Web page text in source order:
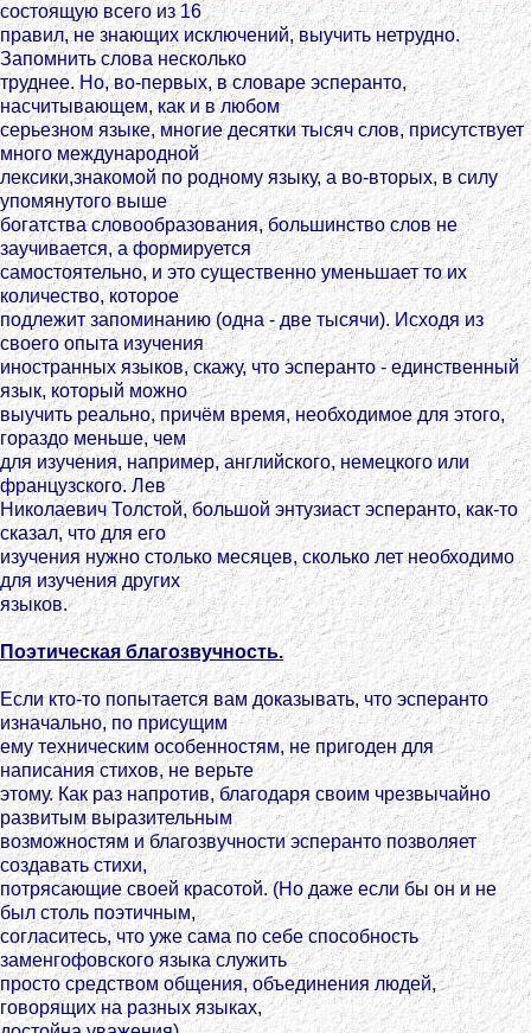
состоящую всего из 16
правил, не знающих исключений, выучить нетрудно.
Запомнить слова несколько
труднее. Но, во-первых, в словаре эсперанто,
насчитывающем, как и в любом
серьезном языке, многие десятки тысяч слов, присутствует
много международной
лексики,знакомой по родному языку, а во-вторых, в силу
упомянутого выше
богатства словообразования, большинство слов не
заучивается, а формируется
самостоятельно, и это существенно уменьшает то их
количество, которое
подлежит запоминанию (одна - две тысячи). Исходя из
своего опыта изучения
иностранных языков, скажу, что эсперанто - единственный
язык, который можно
выучить реально, причём время, необходимое для этого,
гораздо меньше, чем
для изучения, например, английского, немецкого или
французского. Лев
Николаевич Толстой, большой энтузиаст эсперанто, как-то
сказал, что для его
изучения нужно столько месяцев, сколько лет необходимо
для изучения других
языков.
Поэтическая благозвучность.
Если кто-то попытается вам доказывать, что эсперанто
изначально, по присущим
ему техническим особенностям, нe пригоден для
написания стихов, не верьте
этому. Как раз напротив, благодаря своим чрезвычайно
развитым выразительным
возможностям и благозвучности эсперанто позволяет
создавать стихи,
потрясающие своей красотой. (Но даже если бы он и не
был столь поэтичным,
согласитесь, что уже сама по себе способность
заменгофовского языка служить
просто средством общения, объединения людей,
говорящих на разных языках,